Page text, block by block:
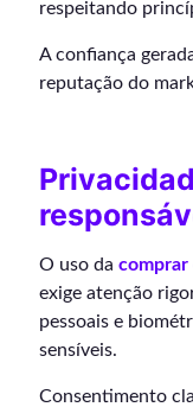
respeitando
A confiança
reputação do
O uso da comprar
exige atenção
pessoais e
sensíveis.
Consentimento